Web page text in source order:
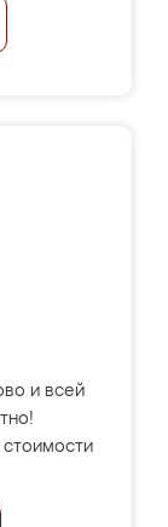
и всей